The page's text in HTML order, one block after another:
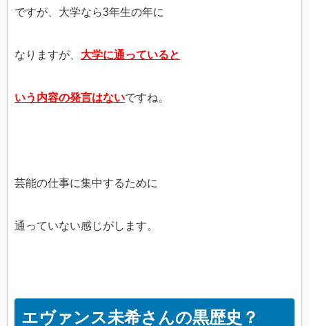
ですが、大学なら3年生の年に
なりますが、 大学に通っていると
いう内容の発言はないですね。
芸能の仕事に集中するために
通っていない感じがします。
エヴァンス未希さんの黒歴史？